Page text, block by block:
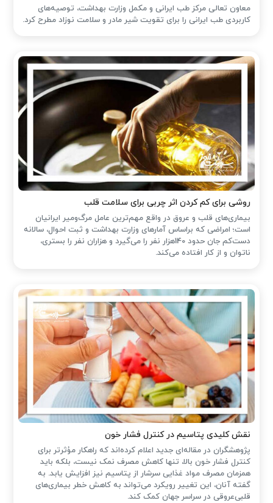
معاون تعالی مرکز طب ایرانی و مکمل وزارت بهداشت، توصیه‌های
کاربردی طب ایرانی را برای تقویت شیر مادر و سلامت نوزاد مطرح کرد.
روشی برای کم کردن اثر چربی برای سلامت قلب
بیماری‌های قلب و عروق در واقع مهم‌ترین عامل مرگ‌ومیر ایرانیان
است؛ امراضی که براساس آمارهای وزارت بهداشت و ثبت احوال، سالانه
دست‌کم جان حدود 140هزار نفر را می‌گیرد و هزاران نفر را بستری،
ناتوان و از کار افتاده می‌کند.
نقش کلیدی پتاسیم در کنترل فشار خون
پژوهشگران در مقاله‌ای جدید اعلام کرده‌اند که راهکار مؤثرتر برای
کنترل فشار خون بالا، تنها کاهش مصرف نمک نیست، بلکه باید
همزمان مصرف مواد غذایی سرشار از پتاسیم نیز افزایش یابد. به
گفته آنان، این تغییر رویکرد می‌تواند به کاهش خطر بیماری‌های
قلبی‌عروقی در سراسر جهان کمک کند.